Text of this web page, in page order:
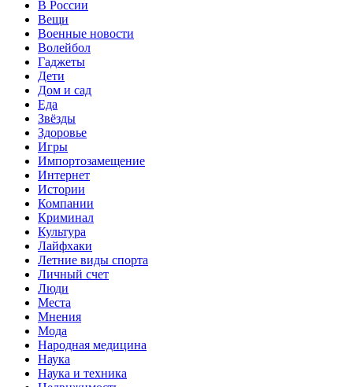
В России
Вещи
Военные новости
Волейбол
Гаджеты
Дети
Дом и сад
Еда
Звёзды
Здоровье
Игры
Импортозамещение
Интернет
Истории
Компании
Криминал
Культура
Лайфхаки
Летние виды спорта
Личный счет
Люди
Места
Мнения
Мода
Народная медицина
Наука
Наука и техника